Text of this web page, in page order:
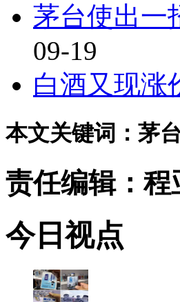
茅台使出一
09-19
白酒又现涨
本文关键词：茅
责任编辑：程
今日视点